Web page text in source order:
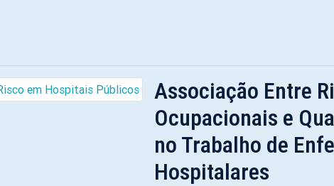
Associação Entre
Ocupacionais e
no Trabalho de
Hospitalares